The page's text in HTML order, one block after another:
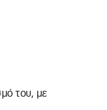
του, με